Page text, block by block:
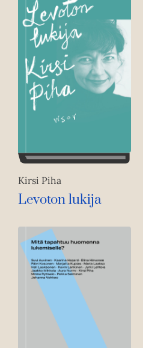
Kirsi Piha
Levoton lukija